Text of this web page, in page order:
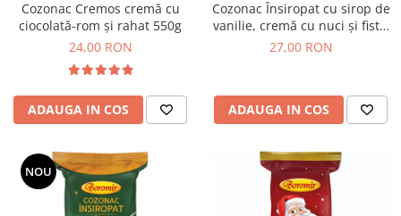
Chifle
Colaci festivi
Snack-uri sărate
Covrigi de Buzau
Grisine
Crochete
Produse de gătit
Cozonac Cremos cremă cu
ciocolată-rom și rahat 550g
24,00 RON
ADAUGA IN COS
Cozonac Însiropat cu sirop de
vanilie, cremă cu nuci și fistic
550g
27,00 RON
ADAUGA IN COS
NOU